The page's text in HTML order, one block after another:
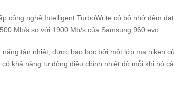
công nghệ Intelligent TurboWrite có bộ nhớ đệm
Mb/s so với 1900 Mb/s của Samsung 960 evo.
tản nhiệt, được bao bọc bởi một lớp mạ niken
khả năng tự động điều chỉnh nhiệt độ mỗi khi nó